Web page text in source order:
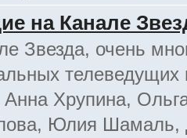
на Канале
Звезда, очень
телеведущих
Хрупина,
Юлия Шамаль,